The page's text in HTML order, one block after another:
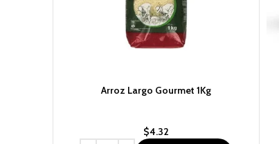
Arroz Largo Gourmet 1Kg
$4.32